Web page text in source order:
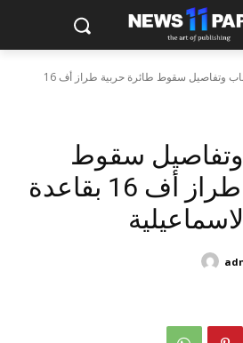
صور..اسباب وتفاصيل سقوط طائرة حربية طراز أف 16
سقوط
طائرة حربية طراز أف 16 بقاعدة